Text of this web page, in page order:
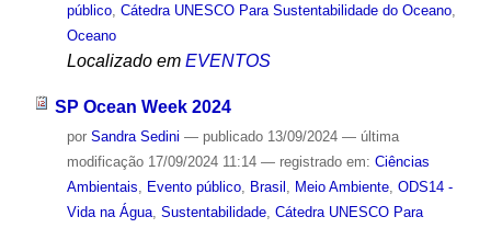
público, Cátedra UNESCO Para Sustentabilidade do Oceano,
Oceano
Localizado em EVENTOS
SP Ocean Week 2024
por Sandra Sedini — publicado13/09/2024 — última
modificação17/09/2024 11:14 — registrado em: Ciências
Ambientais, Evento público, Brasil , Meio Ambiente, ODS14 -
Vida na Água, Sustentabilidade, Cátedra UNESCO Para